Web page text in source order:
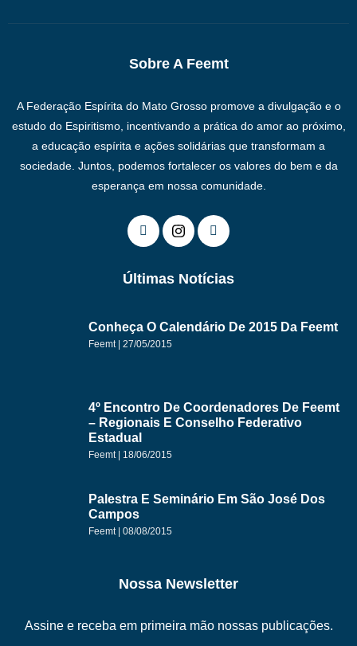
Sobre A Feemt
A Federação Espírita do Mato Grosso promove a divulgação e o
estudo do Espiritismo, incentivando a prática do amor ao próximo,
a educação espírita e ações solidárias que transformam a
sociedade. Juntos, podemos fortalecer os valores do bem e da
esperança em nossa comunidade.
Últimas Notícias
Conheça O Calendário De 2015 Da Feemt
Feemt 27/05/2015
4º Encontro De Coordenadores De Feemt
– Regionais E Conselho Federativo
Estadual
Feemt 18/06/2015
Palestra E Seminário Em São José Dos
Campos
Feemt 08/08/2015
Nossa Newsletter
Assine e receba em primeira mão nossas publicações.